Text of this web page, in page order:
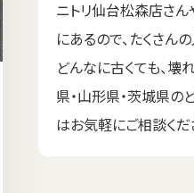
ニトリ仙台松森店さ
にあるので、たくさん
どんなに古くても、
県・山形県・茨城県の
はお気軽にご相談くだ